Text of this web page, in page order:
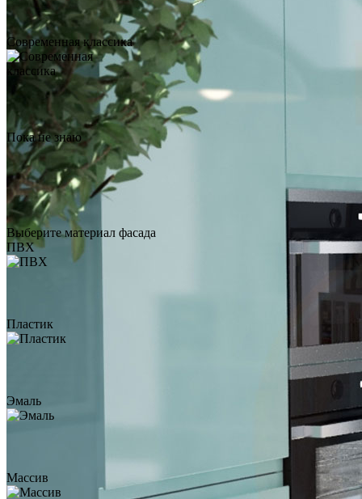
Столешница из
искусственного камня Hanex
искусственного камня Grandex
искусственного камня Tristone
Столешница из кварцевого
камня CaesarStone 6100 Black
по запросу
Заказать звонок
Современная классика
Пока не знаю
Выберите материал фасада
ПВХ
Пластик
Эмаль
Массив